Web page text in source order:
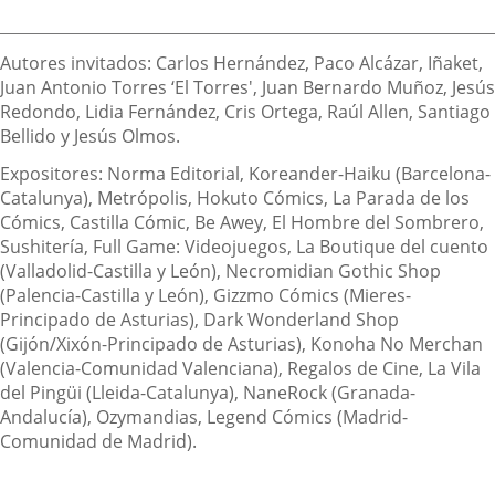
Descripción
Autores invitados: Carlos Hernández, Paco Alcázar, Iñaket,
Juan Antonio Torres ‘El Torres', Juan Bernardo Muñoz, Jesús
Redondo, Lidia Fernández, Cris Ortega, Raúl Allen, Santiago
Bellido y Jesús Olmos.
Expositores: Norma Editorial, Koreander-Haiku (Barcelona-
Catalunya), Metrópolis, Hokuto Cómics, La Parada de los
Cómics, Castilla Cómic, Be Awey, El Hombre del Sombrero,
Sushitería, Full Game: Videojuegos, La Boutique del cuento
(Valladolid-Castilla y León), Necromidian Gothic Shop
(Palencia-Castilla y León), Gizzmo Cómics (Mieres-
Principado de Asturias), Dark Wonderland Shop
(Gijón/Xixón-Principado de Asturias), Konoha No Merchan
(Valencia-Comunidad Valenciana), Regalos de Cine, La Vila
del Pingüi (Lleida-Catalunya), NaneRock (Granada-
Andalucía), Ozymandias, Legend Cómics (Madrid-
Comunidad de Madrid).